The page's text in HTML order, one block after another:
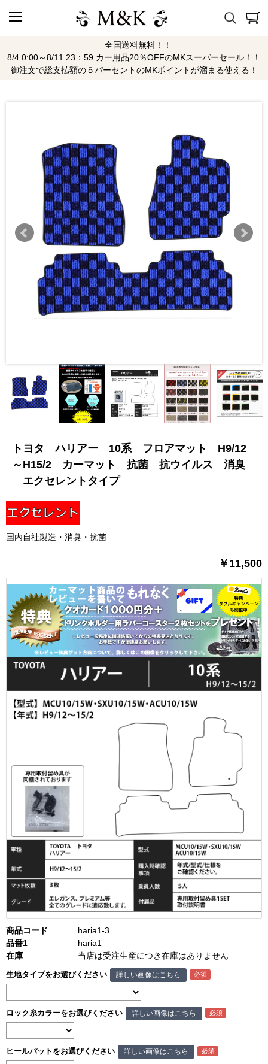
全国送料無料！！
8/4 0:00～8/11 23：59 カー用品20％OFFのMKスーパーセール！！
御注文で総支払額の５パーセントのMKポイントが溜まる使える！
トヨタ ハリアー 10系 フロアマット H9/12
～H15/2 カーマット 抗菌 抗ウイルス 消臭
エクセレントタイプ
国内自社製造・消臭・抗菌
￥11,500
商品コード
haria1-3
品番1
haria1
在庫
当店は受注生産につき在庫はありません
生地タイプをお選びください 詳しい画像はこちら
ロック糸カラーをお選びください 詳しい画像はこちら
ヒールパットをお選びください 詳しい画像はこちら